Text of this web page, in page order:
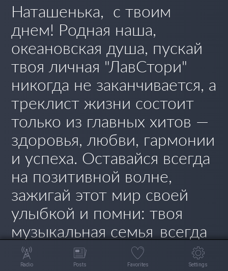
Наташенька, с твоим
днем! Родная наша,
океановская душа, пускай
твоя личная "ЛавСтори"
никогда не заканчивается, а
треклист жизни состоит
только из главных хитов —
здоровья, любви, гармонии
и успеха. Оставайся всегда
на позитивной волне,
зажигай этот мир своей
улыбкой и помни: твоя
музыкальная семья всегда
рядом. С днем рождения!
Просмотров 12 Сегодня 1
Radio Posts Favorites Settings